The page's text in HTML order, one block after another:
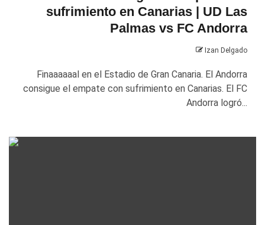
sufrimiento en Canarias | UD Las
Palmas vs FC Andorra
Izan Delgado
Finaaaaaal en el Estadio de Gran Canaria. El Andorra
consigue el empate con sufrimiento en Canarias. El FC
Andorra logró...